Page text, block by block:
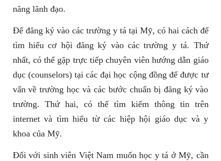
năng lãnh đạo.
Để đăng ký vào các trường y tá tại Mỹ, có hai cách để
tìm hiểu cơ hội đăng ký vào các trường y tá. Thứ
nhất, có thể gặp trực tiếp chuyên viên hướng dẫn giáo
dục (counselors) tại các đại học cộng đồng để được tư
vấn về trường học và các bước chuẩn bị đăng ký vào
trường. Thứ hai, có thể tìm kiếm thông tin trên
internet và tìm hiểu từ các hiệp hội giáo dục và y
khoa của Mỹ.
Đối với sinh viên Việt Nam muốn học y tá ở Mỹ, cần